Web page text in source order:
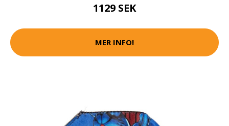
1129 SEK
MER INFO!